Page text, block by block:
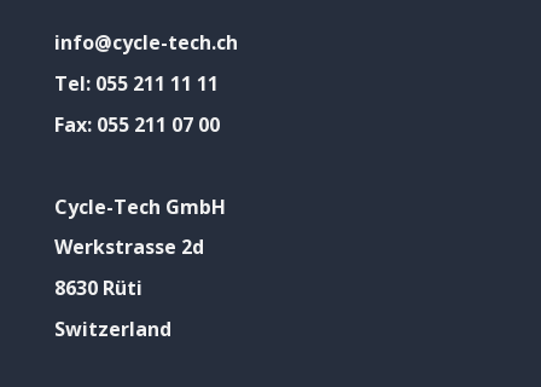
info@cycle-tech.ch
Tel: 055 211 11 11
Fax: 055 211 07 00
Cycle-Tech GmbH
Werkstrasse 2d
8630 Rüti
Switzerland